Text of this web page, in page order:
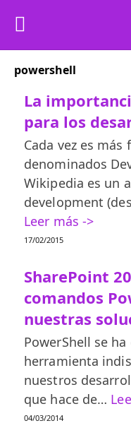
powershell
La
para los
Cada vez es
denominados
Wikipedia es un
development
Leer más ->
17/02/2015
SharePoint
comandos
nuestras
PowerShell se
herramienta
nuestros
que hace de…
04/03/2014